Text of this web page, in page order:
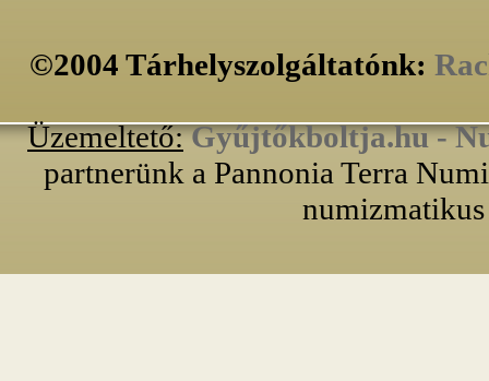
©2004 Tárhelyszolgáltatónk:
Üzemeltető: Gyűjtőkboltja.hu -
partnerünk a Pannonia Terra
numizmatikus